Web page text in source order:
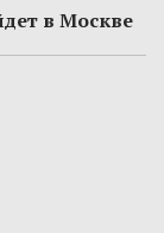
в Москве